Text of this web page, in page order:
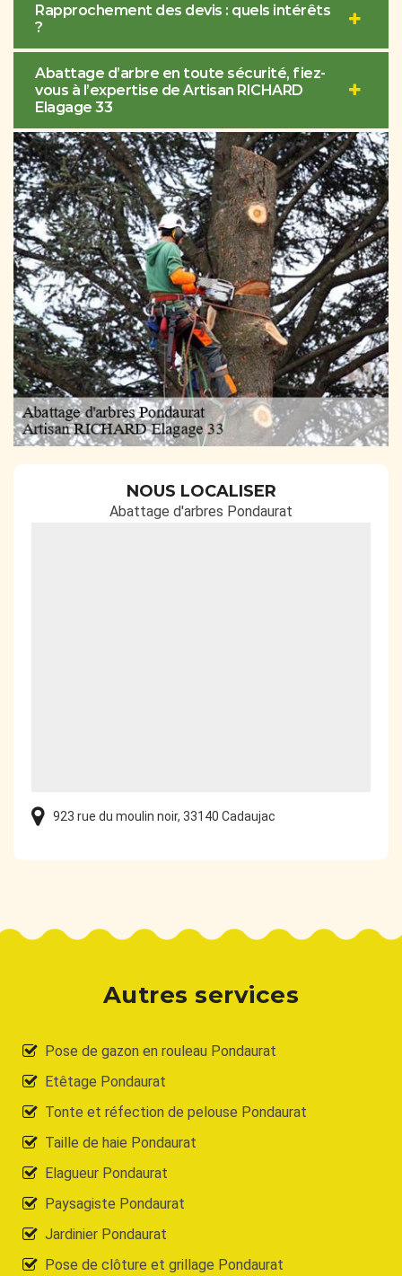
Rapprochement des devis : quels intérêts
?
Abattage d’arbre en toute sécurité, fiez-
vous à l’expertise de Artisan RICHARD
Elagage 33
NOUS LOCALISER
Abattage d'arbres Pondaurat
923 rue du moulin noir, 33140 Cadaujac
Autres services
Pose de gazon en rouleau Pondaurat
Etêtage Pondaurat
Tonte et réfection de pelouse Pondaurat
Taille de haie Pondaurat
Elagueur Pondaurat
Paysagiste Pondaurat
Jardinier Pondaurat
Pose de clôture et grillage Pondaurat